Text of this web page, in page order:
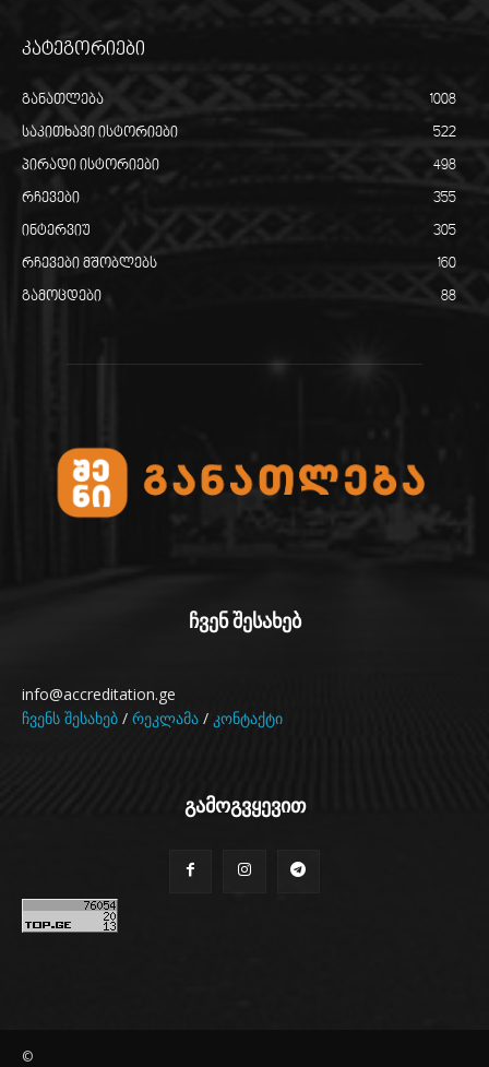
კატეგორიები
განათლება 1008
საკითხავი ისტორიები 522
პირადი ისტორიები 498
რჩევები 355
ინტერვიუ 305
რჩევები მშობლებს 160
გამოცდები 88
ჩვენ შესახებ
info@accreditation.ge
ჩვენს შესახებ / რეკლამა / კონტაქტი
გამოგვყევით
©